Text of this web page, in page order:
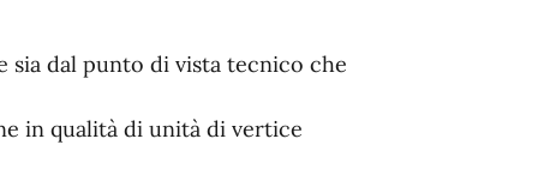
dal punto di vista tecnico che
in qualità di unità di vertice